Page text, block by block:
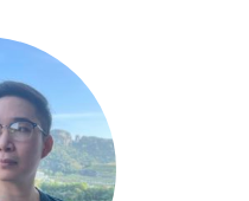
》、《小国崛
制》、《边缘评
评论：吾土吾
社会文化研
流史论集》、
》等作品。